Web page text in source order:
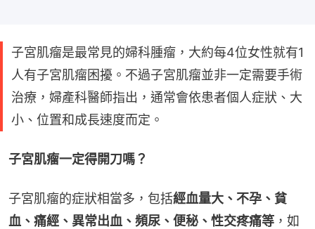
子宮肌瘤是最常見的婦科腫瘤，大約每4位女性就有1
人有子宮肌瘤困擾。不過子宮肌瘤並非一定需要手術
治療，婦產科醫師指出，通常會依患者個人症狀、大
小、位置和成長速度而定。
子宮肌瘤一定得開刀嗎？
子宮肌瘤的症狀相當多，包括經血量大、不孕、貧
血、痛經、異常出血、頻尿、便秘、性交疼痛等 ，如